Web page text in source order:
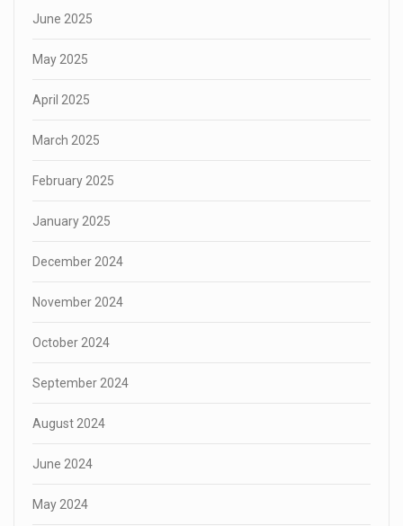
June 2025
May 2025
April 2025
March 2025
February 2025
January 2025
December 2024
November 2024
October 2024
September 2024
August 2024
June 2024
May 2024